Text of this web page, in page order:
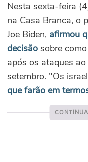
Nesta sexta-feira
na Casa Branca, o
Joe Biden, afirmou
decisão sobre
após os ataques
setembro. "Os
que farão em